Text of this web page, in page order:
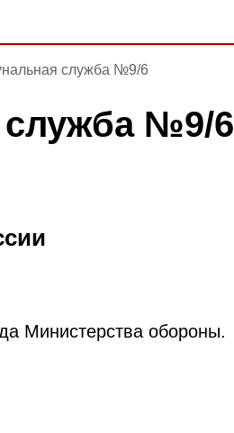
служба №9/6
№9/6
Министерства обороны.